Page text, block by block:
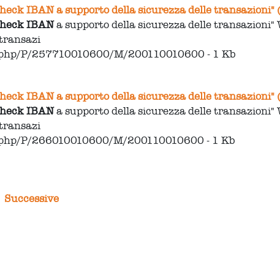
IBAN a supporto della sicurezza delle
IBANa supporto della sicurezza delle
P/257710010600/M/200110010600 - 1 Kb
IBAN a supporto della sicurezza delle
IBANa supporto della sicurezza delle
P/266010010600/M/200110010600 - 1 Kb
Successive